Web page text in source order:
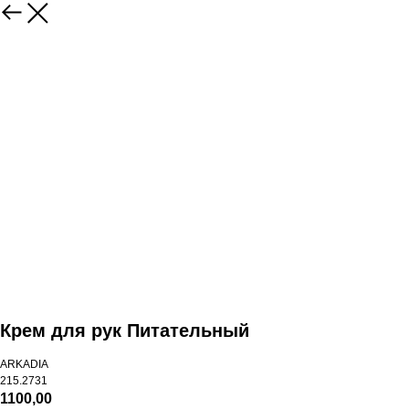
Крем для рук Питательный
ARKADIA
215.2731
1100,00